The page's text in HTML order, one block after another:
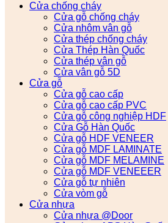
Cửa chống cháy
Cửa gỗ chống cháy
Cửa nhôm vân gỗ
Cửa thép chống cháy
Cửa Thép Hàn Quốc
Cửa thép vân gỗ
Cửa vân gỗ 5D
Cửa gỗ
Cửa gỗ cao cấp
Cửa gỗ cao cấp PVC
Cửa gỗ công nghiệp HDF
Cửa Gỗ Hàn Quốc
Cửa gỗ HDF VENEER
Cửa gỗ MDF LAMINATE
Cửa gỗ MDF MELAMINE
Cửa gỗ MDF VENEEER
Cửa gỗ tự nhiên
Cửa vòm gỗ
Cửa nhựa
Cửa nhựa @Door